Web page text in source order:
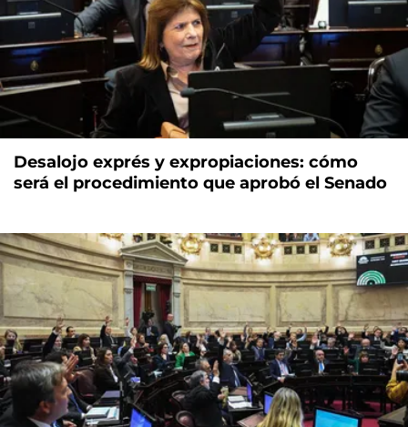
Desalojo exprés y expropiaciones: cómo
será el procedimiento que aprobó el Senado